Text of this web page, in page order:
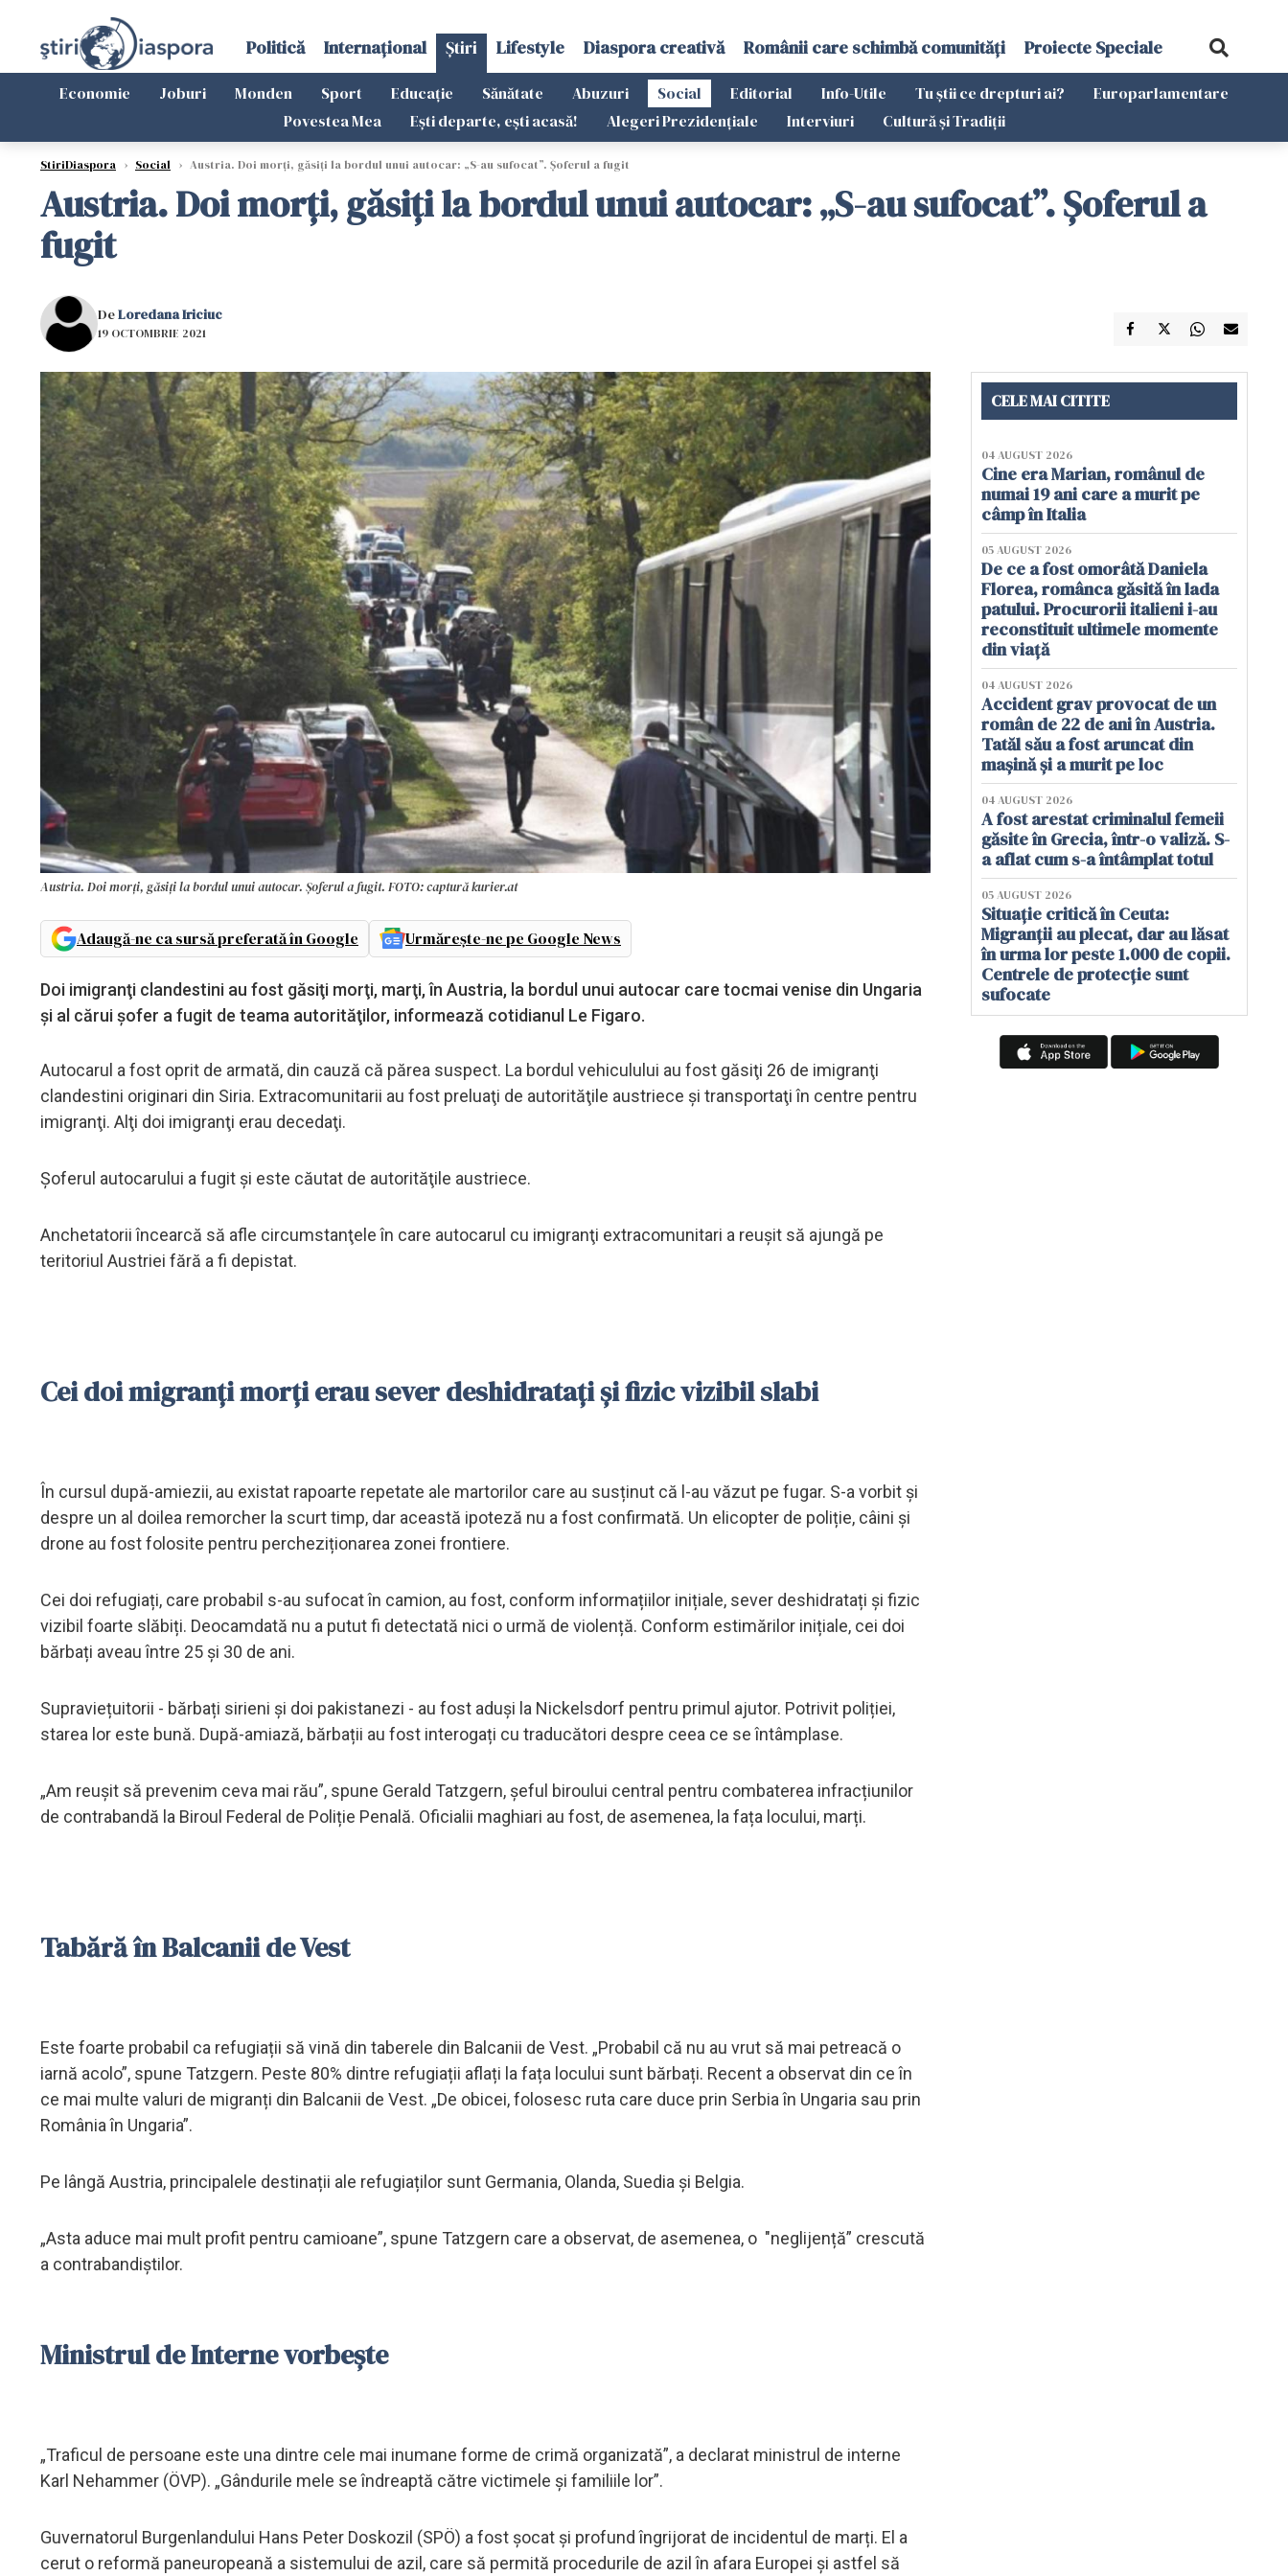
Politică Internațional Știri Lifestyle Diaspora creativă Românii care schimbă comunități Proiecte Speciale
Economie Joburi Monden Sport Educație Sănătate Abuzuri Social Editorial Info-Utile Tu știi ce drepturi ai?
Europarlamentare
Povestea Mea
Ești departe, ești acasă! Alegeri Prezidențiale Interviuri Cultură și Tradiții
StiriDiaspora › Social › Austria. Doi morți, găsiți la bordul unui autocar: „S-au sufocat”. Șoferul a fugit
Austria. Doi morți, găsiți la bordul unui autocar: „S-au sufocat”. Șoferul a
fugit
DeLoredana Iriciuc
19 OCTOMBRIE 2021
Austria. Doi morți, găsiți la bordul unui autocar. Șoferul a fugit. FOTO: captură kurier.at
Adaugă-ne ca sursă preferată în Google Urmărește-ne pe Google News
Doi imigranţi clandestini au fost găsiţi morţi, marţi, în Austria, la bordul unui autocar care tocmai venise din Ungaria
şi al cărui şofer a fugit de teama autorităţilor, informează cotidianul Le Figaro.
Autocarul a fost oprit de armată, din cauză că părea suspect. La bordul vehiculului au fost găsiţi 26 de imigranţi
clandestini originari din Siria. Extracomunitarii au fost preluaţi de autorităţile austriece şi transportaţi în centre pentru
imigranţi. Alţi doi imigranţi erau decedaţi.
Şoferul autocarului a fugit şi este căutat de autorităţile austriece.
Anchetatorii încearcă să afle circumstanţele în care autocarul cu imigranţi extracomunitari a reuşit să ajungă pe
teritoriul Austriei fără a fi depistat.
Cei doi migranți morți erau sever deshidratați și fizic vizibil slabi
În cursul după-amiezii, au existat rapoarte repetate ale martorilor care au susținut că l-au văzut pe fugar. S-a vorbit și
despre un al doilea remorcher la scurt timp, dar această ipoteză nu a fost confirmată. Un elicopter de poliție, câini și
drone au fost folosite pentru percheziționarea zonei frontiere.
Cei doi refugiați, care probabil s-au sufocat în camion, au fost, conform informațiilor inițiale, sever deshidratați și fizic
vizibil foarte slăbiți. Deocamdată nu a putut fi detectată nici o urmă de violență. Conform estimărilor inițiale, cei doi
bărbați aveau între 25 și 30 de ani.
Supraviețuitorii - bărbați sirieni și doi pakistanezi - au fost aduși la Nickelsdorf pentru primul ajutor. Potrivit poliției,
starea lor este bună. După-amiază, bărbații au fost interogați cu traducători despre ceea ce se întâmplase.
„Am reușit să prevenim ceva mai rău”, spune Gerald Tatzgern, șeful biroului central pentru combaterea infracțiunilor
de contrabandă la Biroul Federal de Poliție Penală. Oficialii maghiari au fost, de asemenea, la fața locului, marți.
Tabără în Balcanii de Vest
Este foarte probabil ca refugiații să vină din taberele din Balcanii de Vest. „Probabil că nu au vrut să mai petreacă o
iarnă acolo”, spune Tatzgern. Peste 80% dintre refugiații aflați la fața locului sunt bărbați. Recent a observat din ce în
ce mai multe valuri de migranți din Balcanii de Vest. „De obicei, folosesc ruta care duce prin Serbia în Ungaria sau prin
România în Ungaria”.
Pe lângă Austria, principalele destinații ale refugiaților sunt Germania, Olanda, Suedia și Belgia.
„Asta aduce mai mult profit pentru camioane”, spune Tatzgern care a observat, de asemenea, o "neglijență” crescută
a contrabandiștilor.
Ministrul de Interne vorbește
„Traficul de persoane este una dintre cele mai inumane forme de crimă organizată”, a declarat ministrul de interne
Karl Nehammer (ÖVP). „Gândurile mele se îndreaptă către victimele și familiile lor”.
Guvernatorul Burgenlandului Hans Peter Doskozil (SPÖ) a fost șocat și profund îngrijorat de incidentul de marți. El a
cerut o reformă paneuropeană a sistemului de azil, care să permită procedurile de azil în afara Europei și astfel să
CELE MAI CITITE
04 AUGUST 2026
Cine era Marian, românul de
numai 19 ani care a murit pe
câmp în Italia
05 AUGUST 2026
De ce a fost omorâtă Daniela
Florea, românca găsită în lada
patului. Procurorii italieni i-au
reconstituit ultimele momente
din viață
04 AUGUST 2026
Accident grav provocat de un
român de 22 de ani în Austria.
Tatăl său a fost aruncat din
mașină și a murit pe loc
04 AUGUST 2026
A fost arestat criminalul femeii
găsite în Grecia, într-o valiză. S-
a aflat cum s-a întâmplat totul
05 AUGUST 2026
Situație critică în Ceuta:
Migranții au plecat, dar au lăsat
în urma lor peste 1.000 de copii.
Centrele de protecție sunt
sufocate